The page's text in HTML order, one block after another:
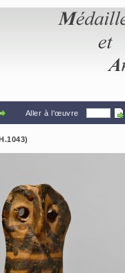
Aller à l'œuvre